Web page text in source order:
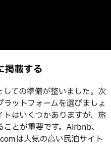
掲載する
ての準備が整いました。次
ットフォームを選びましょ
はいくつかありますが、旅
とが重要です。Airbnb、
は人気の高い民泊サイト